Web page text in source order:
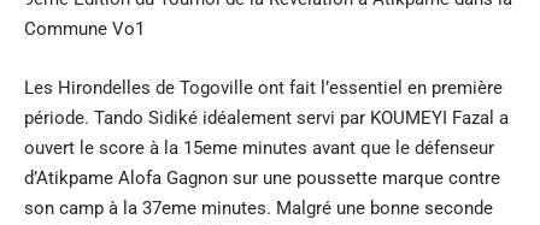
Commune Vo1
Les Hirondelles de Togoville ont fait l’essentiel en première
période. Tando Sidiké idéalement servi par KOUMEYI Fazal a
ouvert le score à la 15eme minutes avant que le défenseur
d’Atikpame Alofa Gagnon sur une poussette marque contre
son camp à la 37eme minutes. Malgré une bonne seconde